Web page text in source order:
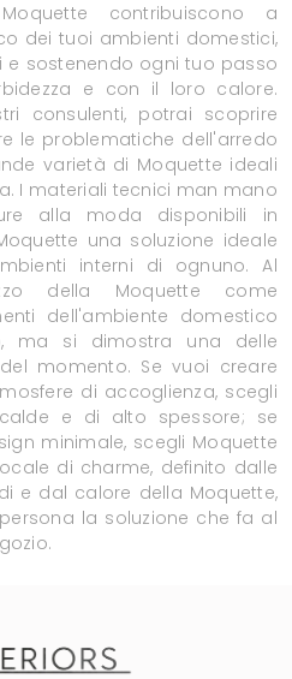
contribuiscono a
dei tuoi ambienti domestici,
e sostenendo ogni tuo passo
e con il loro calore.
consulenti, potrai scoprire
le problematiche dell'arredo
varietà di Moquette ideali
I materiali tecnici man mano
alla moda disponibili in
una soluzione ideale
interni di ognuno. Al
della Moquette come
dell'ambiente domestico
ma si dimostra una delle
momento. Se vuoi creare
di accoglienza, scegli
e di alto spessore; se
minimale, scegli Moquette
di charme, definito dalle
e dal calore della Moquette,
la soluzione che fa al